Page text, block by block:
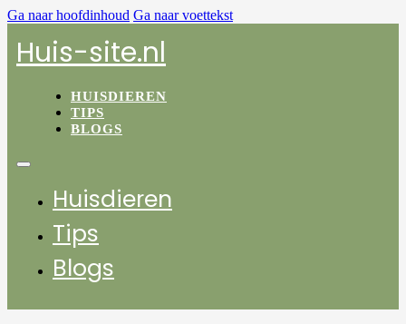
Ga naar hoofdinhoud Ga naar voettekst
Huis-site.nl
HUISDIEREN
TIPS
BLOGS
Huisdieren
Tips
Blogs